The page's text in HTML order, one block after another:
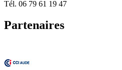
Tél. 06 79 61 19 47
Partenaires